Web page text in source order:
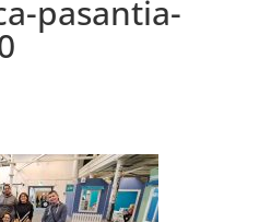
pasantia-